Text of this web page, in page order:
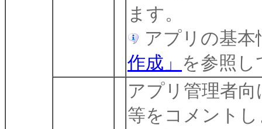
ます。
アプリの基
作成」 を参照
アプリ管理者
等をコメント